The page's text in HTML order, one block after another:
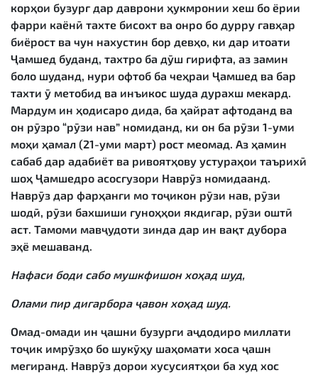
корҳои бузург дар даврони ҳукмронии хеш бо ёрии
фарри каёнӣ тахте бисохт ва онро бо дурру гавҳар
биёрост ва чун нахустин бор девҳо, ки дар итоати
Ҷамшед буданд, тахтро ба дӯш гирифта, аз замин
боло шуданд, нури офтоб ба чеҳраи Ҷамшед ва бар
тахти ӯ метобид ва инъикос шуда дурахш мекард.
Мардум ин ҳодисаро дида, ба ҳайрат афтоданд ва
он рӯзро “рӯзи нав” номиданд, ки он ба рӯзи 1-уми
моҳи ҳамал (21-уми март) рост меомад. Аз ҳамин
сабаб дар адабиёт ва ривоятҳову устураҳои таърихӣ
шоҳ Ҷамшедро асосгузори Наврӯз номидаанд.
Наврӯз дар фарҳанги мо тоҷикон рӯзи нав, рӯзи
шодӣ, рӯзи бахшиши гуноҳҳои якдигар, рӯзи оштӣ
аст. Тамоми мавҷудоти зинда дар ин вақт дубора
эҳё мешаванд.
Нафаси боди сабо мушкфишон хоҳад шуд,
Олами пир дигарбора ҷавон хоҳад шуд.
Омад-омади ин ҷашни бузурги аҷдодиро миллати
тоҷик имрӯзҳо бо шукӯҳу шаҳомати хоса ҷашн
мегиранд. Наврӯз дорои хусусиятҳои ба худ хос